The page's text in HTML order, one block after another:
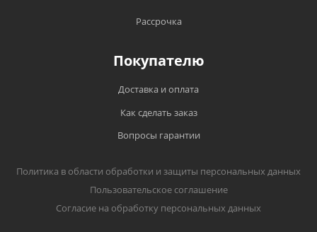
Рассрочка
Покупателю
Доставка и оплата
Как сделать заказ
Вопросы гарантии
Политика в области обработки и защиты персональных данных
Пользовательское соглашение
Согласие на обработку персональных данных